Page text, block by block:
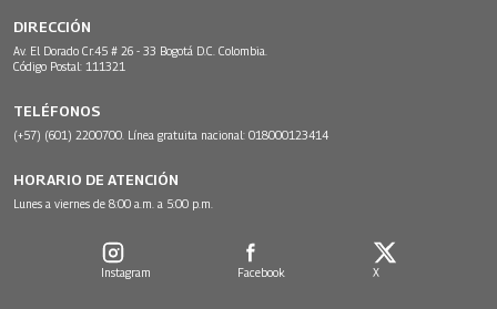
DIRECCIÓN
Av. El Dorado Cr.45 # 26 - 33 Bogotá D.C. Colombia.
Código Postal: 111321
TELÉFONOS
(+57) (601) 2200700. Línea gratuita nacional: 018000123414
HORARIO DE ATENCIÓN
Lunes a viernes de 8:00 a.m. a 5:00 p.m.
Instagram Facebook X